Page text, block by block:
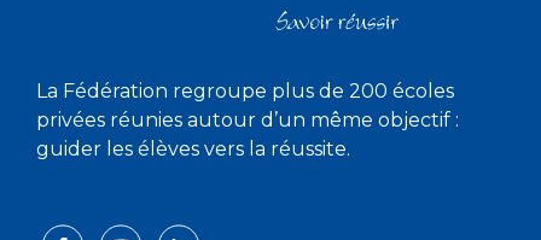
La Fédération regroupe plus de 200 écoles
privées réunies autour d’un même objectif :
guider les élèves vers la réussite.